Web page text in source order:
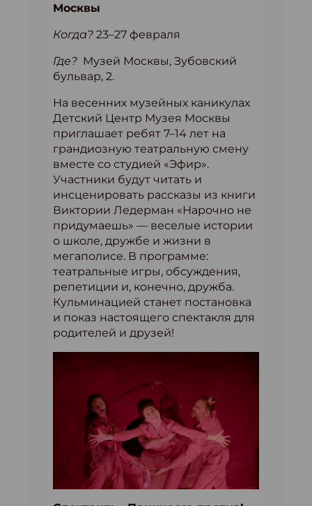
Москвы
Когда? 23–27 февраля
Где? Музей Москвы, Зубовский
бульвар, 2.
На весенних музейных каникулах
Детский Центр Музея Москвы
приглашает ребят 7–14 лет на
грандиозную театральную смену
вместе со студией «Эфир».
Участники будут читать и
инсценировать рассказы из книги
Виктории Ледерман «Нарочно не
придумаешь» — веселые истории
о школе, дружбе и жизни в
мегаполисе. В программе:
театральные игры, обсуждения,
репетиции и, конечно, дружба.
Кульминацией станет постановка
и показ настоящего спектакля для
родителей и друзей!